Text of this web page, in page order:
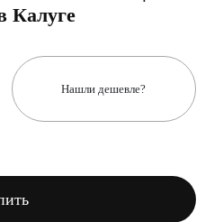
Калуге
Нашли дешевле?